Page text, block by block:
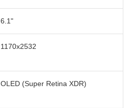
6.1"
1170x2532
OLED (Super Retina XDR)